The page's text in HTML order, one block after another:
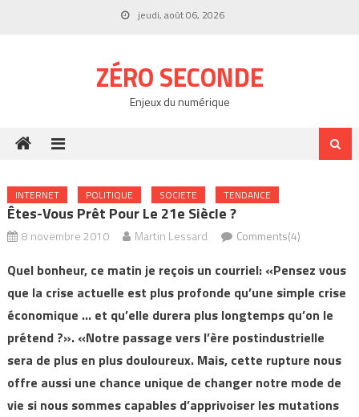
jeudi, août 06, 2026
ZÉRO SECONDE
Enjeux du numérique
INTERNET POLITIQUE SOCIETE TENDANCE
Êtes-Vous Prêt Pour Le 21e Siècle ?
8 novembre 2010 Martin Lessard Comments(4)
Quel bonheur, ce matin je reçois un courriel: «Pensez vous
que la crise actuelle est plus profonde qu’une simple crise
économique … et qu’elle durera plus longtemps qu’on le
prétend ?». «Notre passage vers l’ère postindustrielle
sera de plus en plus douloureux. Mais, cette rupture nous
offre aussi une chance unique de changer notre mode de
vie si nous sommes capables d’apprivoiser les mutations